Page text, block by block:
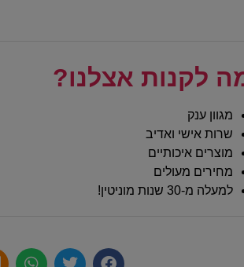
לקנות אצלנו?
מגוון ענק
שרות אישי ואדיב
מוצרים איכותיים
מחירים מעולים
למעלה מ-30 שנות מוניטין!